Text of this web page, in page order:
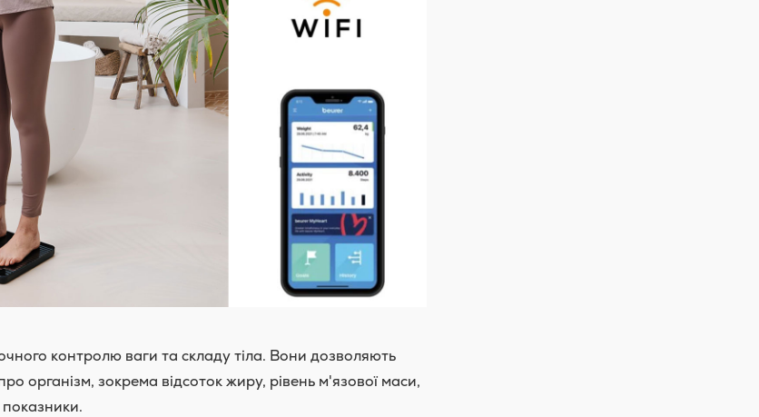
контролю ваги та складу тіла. Вони дозволяють
організм, зокрема відсоток жиру, рівень м'язової маси,
показники.